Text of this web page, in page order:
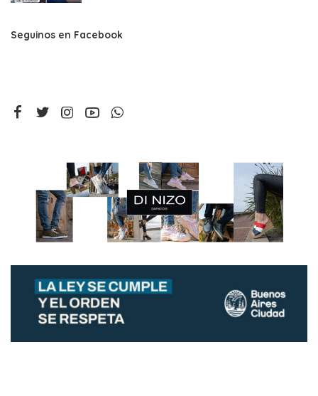
Seguinos en Facebook